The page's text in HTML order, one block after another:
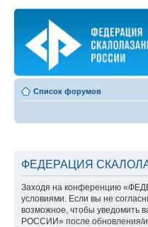
Список форумов
ФЕДЕРАЦИЯ
Заходя на конференцию
условиями. Если вы не
возможное, чтобы уведомить
РОССИИ» после обновления/